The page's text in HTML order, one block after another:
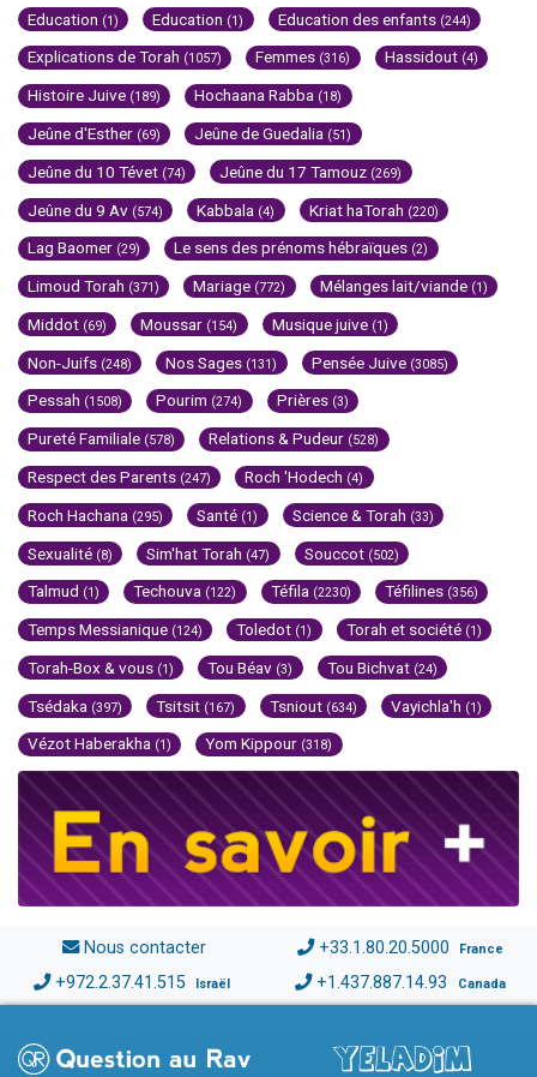
Education (1) Education (1) Education des enfants (244)
Explications de Torah (1057) Femmes (316) Hassidout (4)
Histoire Juive (189) Hochaana Rabba (18)
Jeûne d'Esther (69) Jeûne de Guedalia (51)
Jeûne du 10 Tévet (74) Jeûne du 17 Tamouz (269)
Jeûne du 9 Av (574) Kabbala (4) Kriat haTorah (220)
Lag Baomer (29) Le sens des prénoms hébraïques (2)
Limoud Torah (371) Mariage (772) Mélanges lait/viande (1)
Middot (69) Moussar (154) Musique juive (1)
Non-Juifs (248) Nos Sages (131) Pensée Juive (3085)
Pessah (1508) Pourim (274) Prières (3)
Pureté Familiale (578) Relations & Pudeur (528)
Respect des Parents (247) Roch 'Hodech (4)
Roch Hachana (295) Santé (1) Science & Torah (33)
Sexualité (8) Sim'hat Torah (47) Souccot (502)
Talmud (1) Techouva (122) Téfila (2230) Téfilines (356)
Temps Messianique (124) Toledot (1) Torah et société (1)
Torah-Box & vous (1) Tou Béav (3) Tou Bichvat (24)
Tsédaka (397) Tsitsit (167) Tsniout (634) Vayichla'h (1)
Vézot Haberakha (1) Yom Kippour (318)
Nous contacter +33.1.80.20.5000 France
+972.2.37.41.515 Israël +1.437.887.14.93 Canada